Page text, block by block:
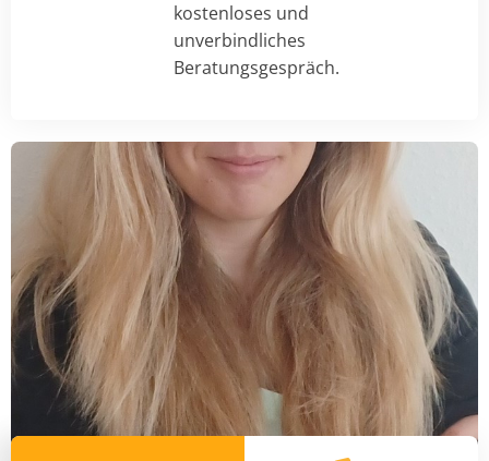
kostenloses und
unverbindliches
Beratungsgespräch.